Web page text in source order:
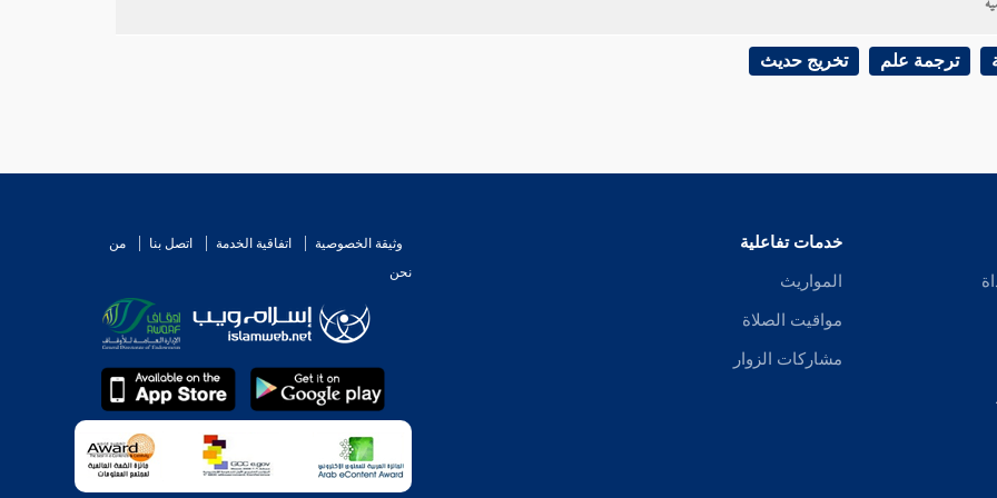
ترجمة علم تخريج حديث
خدمات تفاعلية
المواريث
مواقيت الصلاة
مشاركات الزوار
وثيقة الخصوصية اتفاقية الخدمة اتصل بنا
من
نحن